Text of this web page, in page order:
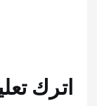
اترك